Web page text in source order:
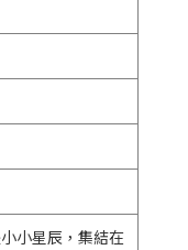
小星辰，集結在